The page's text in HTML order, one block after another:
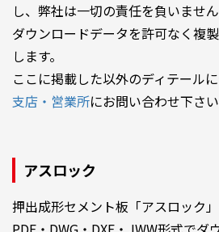
し、弊社は一切の責任を負いません
ダウンロードデータを許可なく複
します。
ここに掲載した以外のディテールに
支店・営業所にお問い合わせ下さい
アスロック
押出成形セメント板「アスロック